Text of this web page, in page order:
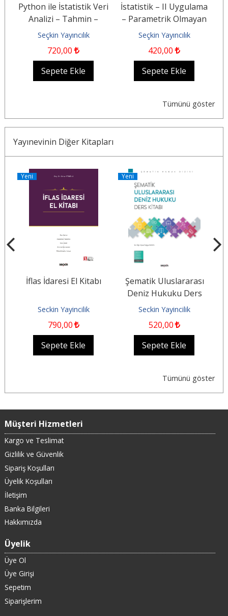
Python ile İstatistik Veri
Analizi – Tahmin –
Uygulama
Seçkin Yayıncılık
720,00
Sepete Ekle
İstatistik – II Uygulama
– Parametrik Olmayan
Testler
Seçkin Yayıncılık
420,00
Sepete Ekle
Tümünü göster
Yayınevinin Diğer Kitapları
Yeni
İflas İdaresi El Kitabı
Seckin Yayincilik
790,00
Sepete Ekle
Yeni
Şematik Uluslararası
Deniz Hukuku Ders
Kitabı
Seckin Yayincilik
520,00
Sepete Ekle
Tümünü göster
Müşteri Hizmetleri
Kargo ve Teslimat
Gizlilik ve Güvenlik
Sipariş Koşulları
Üyelik Koşulları
İletişim
Banka Bilgileri
Hakkımızda
Üyelik
Üye Ol
Üye Girişi
Sepetim
Siparişlerim